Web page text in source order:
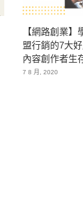
【網路創業】
盟行銷的7大好
內容創作者生
7 8 月, 2020